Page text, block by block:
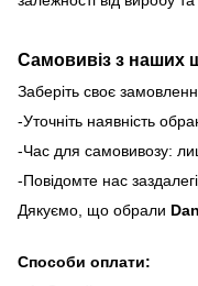
Самовивіз з наших
Заберіть своє
-Уточніть наявність
-Час для самовивозу:
-Повідомте нас
Дякуємо, що обрали
Способи оплати: